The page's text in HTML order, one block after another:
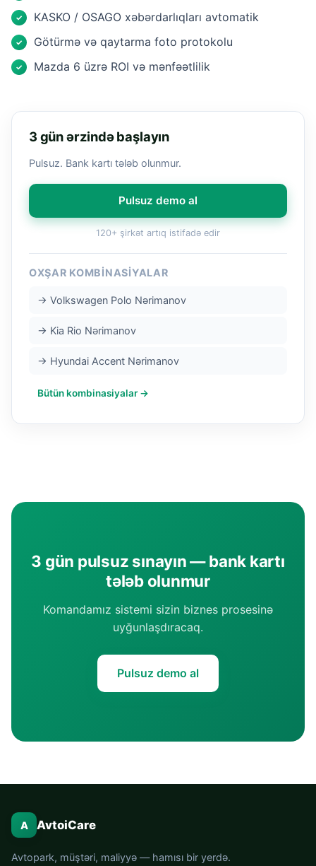
✓ KASKO / OSAGO xəbərdarlıqları avtomatik
✓ Götürmə və qaytarma foto protokolu
✓ Mazda 6 üzrə ROI və mənfəətlilik
3 gün ərzində başlayın
Pulsuz. Bank kartı tələb olunmur.
Pulsuz demo al
120+ şirkət artıq istifadə edir
OXŞAR KOMBINASIYALAR
→ Volkswagen Polo Nərimanov
→ Kia Rio Nərimanov
→ Hyundai Accent Nərimanov
Bütün kombinasiyalar →
3 gün pulsuz sınayın — bank kartı
tələb olunmur
Komandamız sistemi sizin biznes prosesinə
uyğunlaşdıracaq.
Pulsuz demo al
A AvtoiCare
Avtopark, müştəri, maliyyə — hamısı bir yerdə.